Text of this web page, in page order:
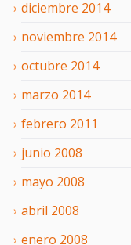
diciembre 2014
noviembre 2014
octubre 2014
marzo 2014
febrero 2011
junio 2008
mayo 2008
abril 2008
enero 2008